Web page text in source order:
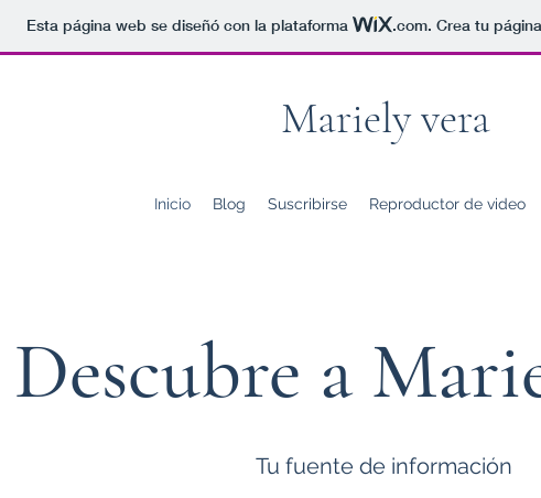
Esta página web se diseñó con la plataforma .com. Crea tu
Mariely vera
Inicio Blog Suscribirse Reproductor de video
Descubre a
Tu fuente de información